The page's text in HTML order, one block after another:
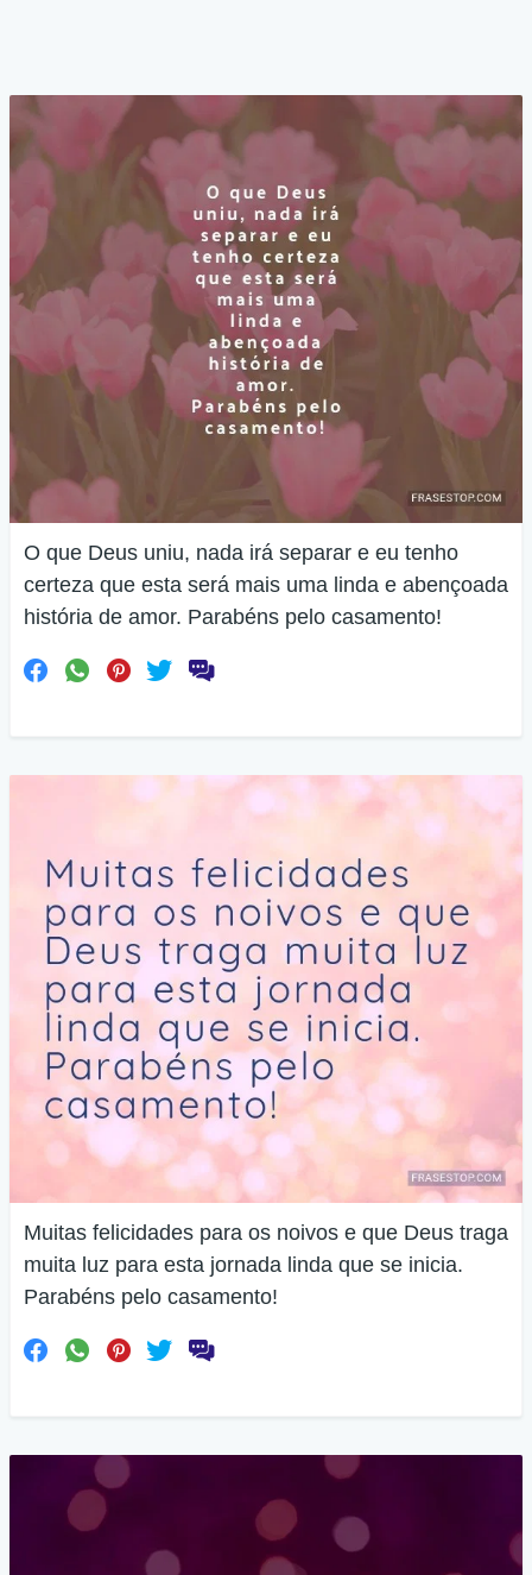
O que Deus uniu, nada irá separar e eu tenho
certeza que esta será mais uma linda e abençoada
história de amor. Parabéns pelo casamento!
Muitas felicidades para os noivos e que Deus traga
muita luz para esta jornada linda que se inicia.
Parabéns pelo casamento!